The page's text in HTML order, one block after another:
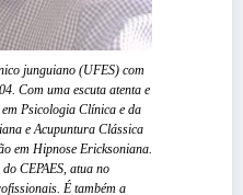
junguiano (UFES) com
Com uma escuta atenta e
Psicologia Clínica e da
e Acupuntura Clássica
em Hipnose Ericksoniana.
CEPAES, atua no
É também a